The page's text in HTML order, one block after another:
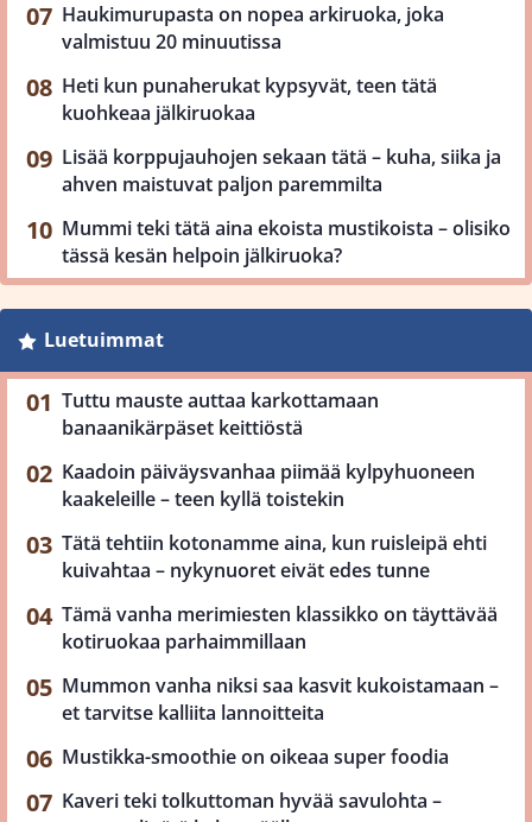
Haukimurupasta on nopea arkiruoka, joka
valmistuu 20 minuutissa
Heti kun punaherukat kypsyvät, teen tätä
kuohkeaa jälkiruokaa
Lisää korppujauhojen sekaan tätä – kuha, siika ja
ahven maistuvat paljon paremmilta
Mummi teki tätä aina ekoista mustikoista – olisiko
tässä kesän helpoin jälkiruoka?
Luetuimmat
Tuttu mauste auttaa karkottamaan
banaanikärpäset keittiöstä
Kaadoin päiväysvanhaa piimää kylpyhuoneen
kaakeleille – teen kyllä toistekin
Tätä tehtiin kotonamme aina, kun ruisleipä ehti
kuivahtaa – nykynuoret eivät edes tunne
Tämä vanha merimiesten klassikko on täyttävää
kotiruokaa parhaimmillaan
Mummon vanha niksi saa kasvit kukoistamaan –
et tarvitse kalliita lannoitteita
Mustikka-smoothie on oikeaa super foodia
Kaveri teki tolkuttoman hyvää savulohta –